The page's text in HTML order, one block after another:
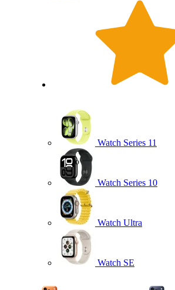
Watch Series 11
Watch Series 10
Watch Ultra
Watch SE